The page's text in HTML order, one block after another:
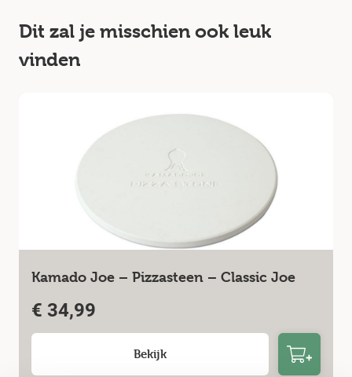
Dit zal je misschien ook leuk
vinden
Kamado Joe – Pizzasteen – Classic Joe
€ 34,99
Bekijk